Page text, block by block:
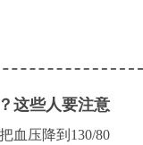
这些人要注意
血压降到130/80